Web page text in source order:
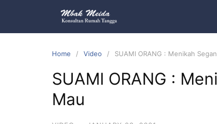
Home Video SUAMI ORANG : Menikah
SUAMI ORANG :
Mau